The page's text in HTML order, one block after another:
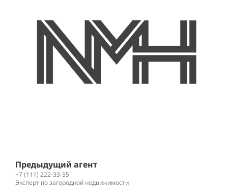
Предыдущий агент
+7 (111) 222-33-55
Эксперт по загородной недвижимости